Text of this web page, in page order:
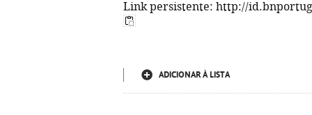
Link persistente: http://
ADICIONAR À LISTA